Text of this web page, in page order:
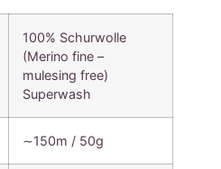
100% Schurwolle
(Merino fine –
mulesing free)
Superwash
∼150m / 50g